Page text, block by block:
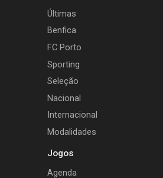
Últimas
Benfica
FC Porto
Sporting
Seleção
Nacional
Internacional
Modalidades
Jogos
Agenda